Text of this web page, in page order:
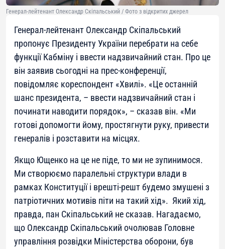
Генерал-лейтенант Олександр Скіпальський / Фото з відкритих джерел
Генерал-лейтенант Олександр Скіпальський
пропонує Президенту України перебрати на себе
функції Кабміну і ввести надзвичайний стан. Про це
він заявив сьогодні на прес-конференції,
повідомляє кореспондент «Хвилі». «Це останній
шанс президента, – ввести надзвичайний стан і
починати наводити порядок», – сказав він. «Ми
готові допомогти йому, простягнути руку, привести
генералів і розставити на місцях.
Якщо Ющенко на це не піде, то ми не зупинимося.
Ми створюємо паралельні структури влади в
рамках Конституції і врешті-решт будемо змушені з
патріотичних мотивів піти на такий хід». Який хід,
правда, пан Скіпальський не сказав. Нагадаємо,
що Олександр Скіпальський очолював Головне
управління розвідки Міністерства оборони, був